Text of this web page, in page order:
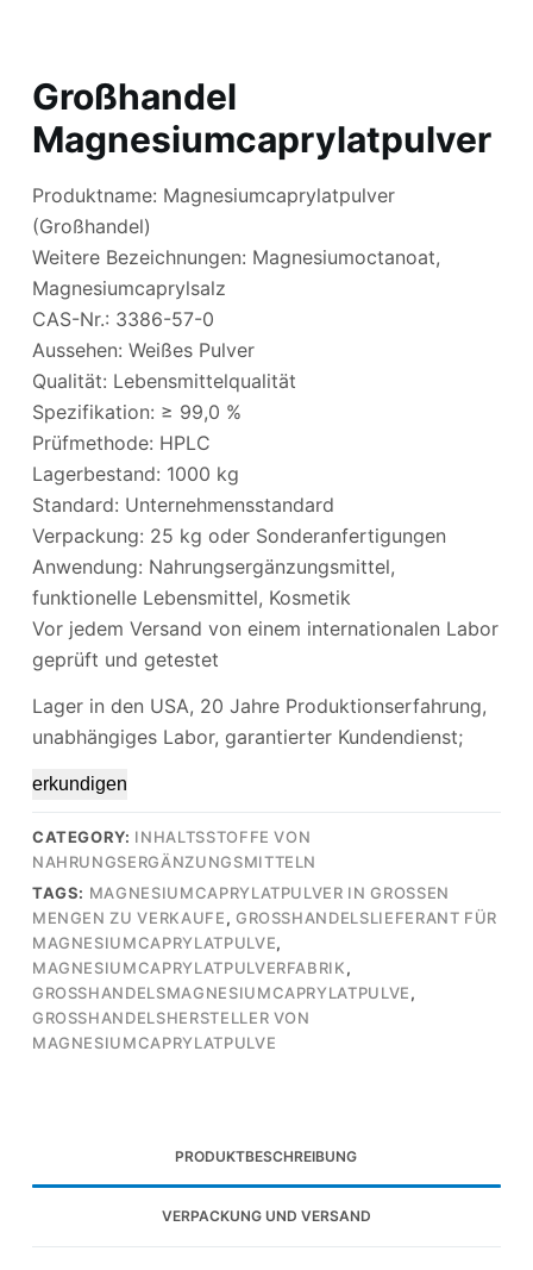
Großhandel
Magnesiumcaprylatpulver
Produktname: Magnesiumcaprylatpulver
(Großhandel)
Weitere Bezeichnungen: Magnesiumoctanoat,
Magnesiumcaprylsalz
CAS-Nr.: 3386-57-0
Aussehen: Weißes Pulver
Qualität: Lebensmittelqualität
Spezifikation: ≥ 99,0 %
Prüfmethode: HPLC
Lagerbestand: 1000 kg
Standard: Unternehmensstandard
Verpackung: 25 kg oder Sonderanfertigungen
Anwendung: Nahrungsergänzungsmittel,
funktionelle Lebensmittel, Kosmetik
Vor jedem Versand von einem internationalen Labor
geprüft und getestet
Lager in den USA, 20 Jahre Produktionserfahrung,
unabhängiges Labor, garantierter Kundendienst;
erkundigen
CATEGORY: INHALTSSTOFFE VON
NAHRUNGSERGÄNZUNGSMITTELN
TAGS: MAGNESIUMCAPRYLATPULVER IN GROSSEN
MENGEN ZU VERKAUFE, GROSSHANDELSLIEFERANT FÜR
MAGNESIUMCAPRYLATPULVE,
MAGNESIUMCAPRYLATPULVERFABRIK,
GROSSHANDELSMAGNESIUMCAPRYLATPULVE,
GROSSHANDELSHERSTELLER VON
MAGNESIUMCAPRYLATPULVE
PRODUKTBESCHREIBUNG
VERPACKUNG UND VERSAND